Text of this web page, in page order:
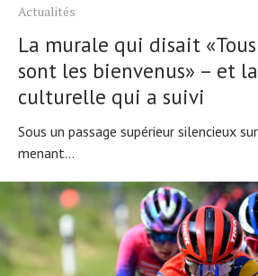
Actualités
La murale qui disait «Tous
sont les bienvenus» – et
culturelle qui a suivi
Sous un passage supérieur silencieux
menant...
Technologies
Conseils
Tous nos articles